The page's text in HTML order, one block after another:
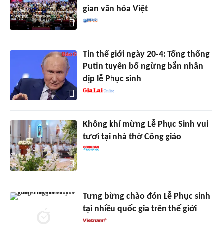
gian văn hóa Việt
Tin thế giới ngày 20-4: Tổng thống
Putin tuyên bố ngừng bắn nhân
dịp lễ Phục sinh
Không khí mừng Lễ Phục Sinh vui
tươi tại nhà thờ Công giáo
Tưng bừng chào đón Lễ Phục sinh
tại nhiều quốc gia trên thế giới